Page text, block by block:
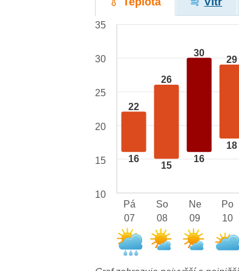
22
16
26
15
30
16
29
18
35
30
25
20
15
10
Pá
07
So
08
Ne
09
Po
10